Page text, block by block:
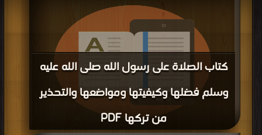
: مرة/مرات
كتاب الصلاة على رسول الله صلى الله عليه
وسلم فضلها وكيفيتها ومواضعها والتحذير
من تركها PDF